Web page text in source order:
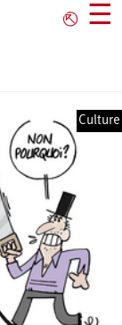
⎋ ☰
Culture